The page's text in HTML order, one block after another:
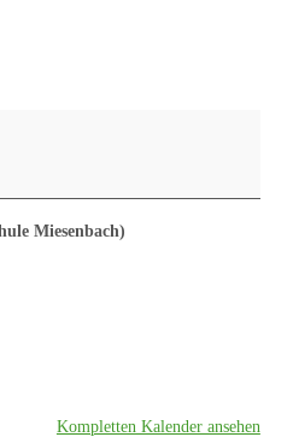
Miesenbach)
Kompletten Kalender ansehen